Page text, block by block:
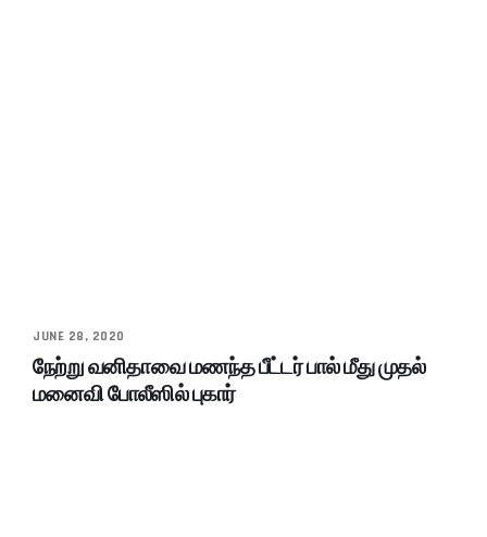
JUNE 28, 2020
நேற்று வனிதாவை மணந்த பீட்டர் பால் மீது முதல்
மனைவி போலீஸில் புகார்